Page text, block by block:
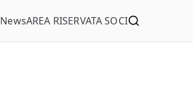
NewsAREA RISERVATA SOCI